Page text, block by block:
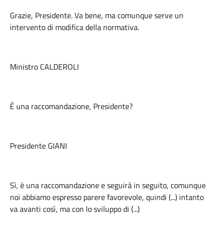
Grazie, Presidente. Va bene, ma comunque serve un
intervento di modifica della normativa.
Ministro CALDEROLI
È una raccomandazione, Presidente?
Presidente GIANI
Sì, è una raccomandazione e seguirà in seguito, comunque
noi abbiamo espresso parere favorevole, quindi (...) intanto
va avanti così, ma con lo sviluppo di (...)